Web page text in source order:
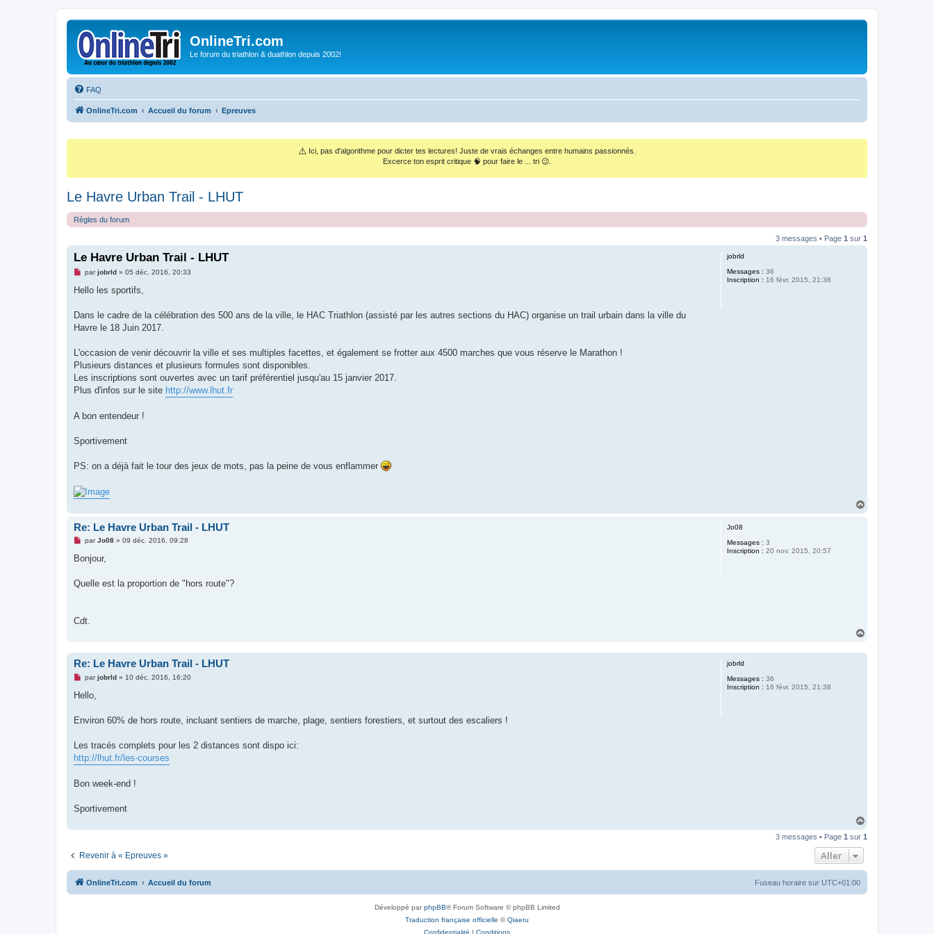
OnlineTri.com
Le forum du triathlon & duathlon depuis 2002!
FAQ
OnlineTri.com Accueil du forum Epreuves
⚠️ Ici, pas d'algorithme pour dicter tes lectures! Juste de vrais échanges entre humains passionnés.
Excerce ton esprit critique 🧠 pour faire le ... tri 😉.
Le Havre Urban Trail - LHUT
Règles du forum
3 messages • Page 1 sur 1
jobrld
Messages : 36
Inscription : 16 févr. 2015, 21:38
Le Havre Urban Trail - LHUT
M
s
g
n
l
u
parjobrld» 05 déc. 2016, 20:33
Hello les sportifs,
Dans le cadre de la célébration des 500 ans de la ville, le HAC Triathlon (assisté par les autres sections du HAC) organise un trail urbain dans la ville du
Havre le 18 Juin 2017.
L'occasion de venir découvrir la ville et ses multiples facettes, et également se frotter aux 4500 marches que vous réserve le Marathon !
Plusieurs distances et plusieurs formules sont disponibles.
Les inscriptions sont ouvertes avec un tarif préférentiel jusqu'au 15 janvier 2017.
Plus d'infos sur le site http://www.lhut.fr
A bon entendeur !
Sportivement
PS: on a déjà fait le tour des jeux de mots, pas la peine de vous enflammer
Jo08
Messages : 3
Inscription : 20 nov. 2015, 20:57
Re: Le Havre Urban Trail - LHUT
M
s
g
l
parJo08» 09 déc. 2016, 09:28
Bonjour,
Quelle est la proportion de "hors route"?
Cdt.
jobrld
Messages : 36
Inscription : 16 févr. 2015, 21:38
Re: Le Havre Urban Trail - LHUT
M
s
g
o
l
parjobrld» 10 déc. 2016, 16:20
Hello,
Environ 60% de hors route, incluant sentiers de marche, plage, sentiers forestiers, et surtout des escaliers !
Les tracés complets pour les 2 distances sont dispo ici:
http://lhut.fr/les-courses
Bon week-end !
Sportivement
u
3 messages • Page 1 sur 1
Revenir à « Epreuves » Aller
OnlineTri.com Accueil du forum Fuseau horaire sur UTC+01:00
Développé parphpBB® Forum Software © phpBB Limited
Traduction française officielle ©Qiaeru
Confidentialité | Conditions